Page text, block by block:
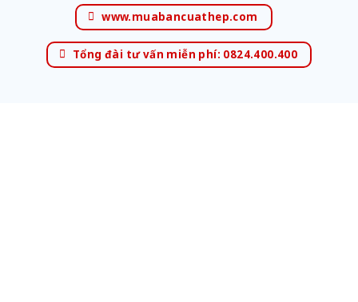
www.muabancuathep.com
Tổng đài tư vấn miễn phí: 0824.400.400